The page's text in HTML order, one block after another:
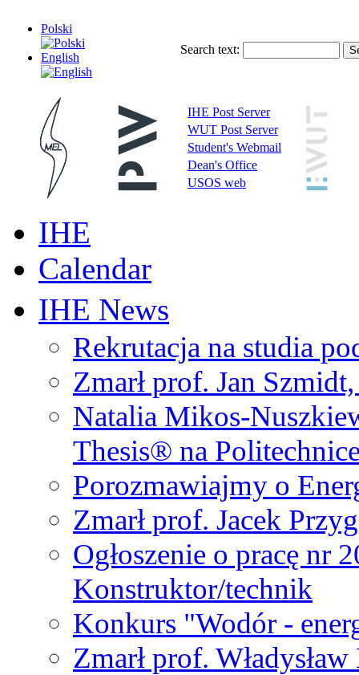
Polski
English
Search text:
IHE Post Server
WUT Post Server
Student's Webmail
Dean's Office
USOS web
IHE
Calendar
IHE News
Rekrutacja na studia
Zmarł prof. Jan
Natalia Mikos-
Thesis® na
Porozmawiajmy o
Zmarł prof. Jacek
Ogłoszenie o pracę nr
Konstruktor/technik
Konkurs "Wodór -
Zmarł prof.